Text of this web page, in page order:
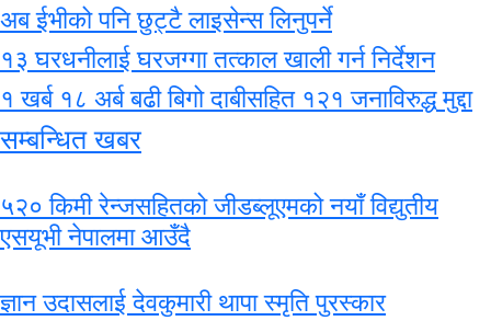
अब ईभीको पनि छुट्टै लाइसेन्स लिनुपर्ने
१३ घरधनीलाई घरजग्गा तत्काल खाली गर्न निर्देशन
१ खर्ब १८ अर्ब बढी बिगो दाबीसहित १२१ जनाविरुद्ध मुद्दा
सम्बन्धित खबर
५२० किमी रेन्जसहितको जीडब्लूएमको नयाँ विद्युतीय
एसयूभी नेपालमा आउँदै
ज्ञान उदासलाई देवकुमारी थापा स्मृति पुरस्कार